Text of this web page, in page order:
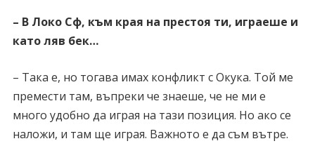
– В Локо Сф, към края на престоя ти, играеше и
като ляв бек…
– Така е, но тогава имах конфликт с Окука. Той ме
премести там, въпреки че знаеше, че не ми е
много удобно да играя на тази позиция. Но ако се
наложи, и там ще играя. Важното е да съм вътре.